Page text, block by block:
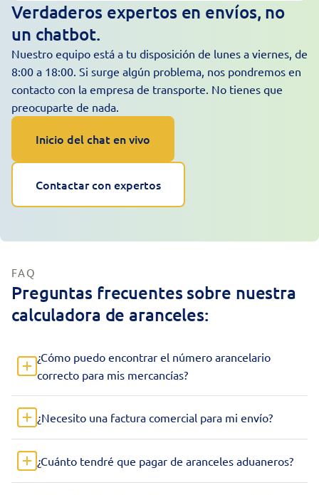
Verdaderos expertos en envíos, no
un chatbot.
Nuestro equipo está a tu disposición de lunes a viernes, de
8:00 a 18:00. Si surge algún problema, nos pondremos en
contacto con la empresa de transporte. No tienes que
preocuparte de nada.
Inicio del chat en vivo
Contactar con expertos
FAQ
Preguntas frecuentes sobre nuestra
calculadora de aranceles:
¿Cómo puedo encontrar el número arancelario
correcto para mis mercancías?
¿Necesito una factura comercial para mi envío?
¿Cuánto tendré que pagar de aranceles aduaneros?